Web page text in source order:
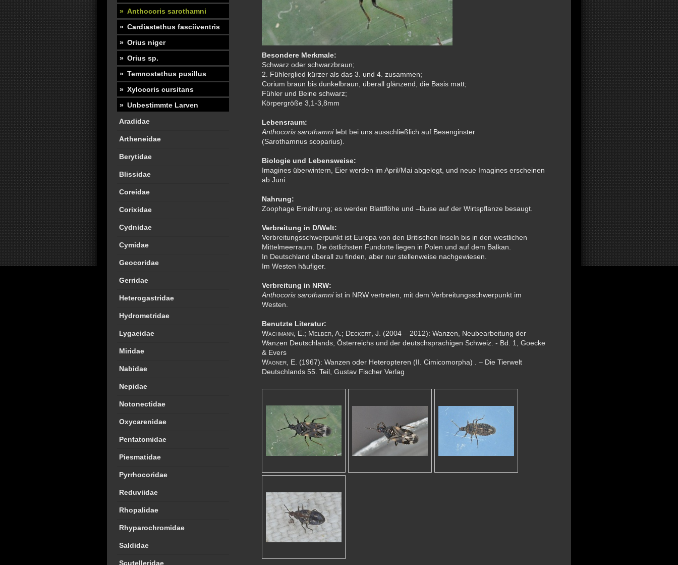
Besondere Merkmale:
Schwarz oder schwarzbraun;
2. Fühlerglied kürzer als das 3. und 4. zusammen;
Corium braun bis dunkelbraun, überall glänzend, die Basis matt;
Fühler und Beine schwarz;
Körpergröße 3,1-3,8mm
Lebensraum:
Anthocoris sarothamnilebt bei uns ausschließlich auf Besenginster
(Sarothamnus scoparius).
Biologie und Lebensweise:
Imagines überwintern, Eier werden im April/Mai abgelegt, und neue Imagines erscheinen
ab Juni.
Nahrung:
Zoophage Ernährung; es werden Blattflöhe und –läuse auf der Wirtspflanze besaugt.
Verbreitung in D/Welt:
Verbreitungsschwerpunkt ist Europa von den Britischen Inseln bis in den westlichen
Mittelmeerraum. Die östlichsten Fundorte liegen in Polen und auf dem Balkan.
In Deutschland überall zu finden, aber nur stellenweise nachgewiesen.
Im Westen häufiger.
Verbreitung in NRW:
Anthocoris sarothamniist in NRW vertreten, mit dem Verbreitungsschwerpunkt im
Westen.
Benutzte Literatur:
Wachmann , E.; Melber , A.; Deckert , J. (2004 – 2012): Wanzen, Neubearbeitung der
Wanzen Deutschlands, Österreichs und der deutschsprachigen Schweiz. - Bd. 1, Goecke
& Evers
Wagner , E. (1967): Wanzen oder Heteropteren (II. Cimicomorpha) . – Die Tierwelt
Deutschlands 55. Teil, Gustav Fischer Verlag
Anthocoris sarothamni
Cardiastethus fasciiventris
Orius niger
Orius sp.
Temnostethus pusillus
Xylocoris cursitans
Unbestimmte Larven
Aradidae
Artheneidae
Berytidae
Blissidae
Coreidae
Corixidae
Cydnidae
Cymidae
Geocoridae
Gerridae
Heterogastridae
Hydrometridae
Lygaeidae
Miridae
Nabidae
Nepidae
Notonectidae
Oxycarenidae
Pentatomidae
Piesmatidae
Pyrrhocoridae
Reduviidae
Rhopalidae
Rhyparochromidae
Saldidae
Scutelleridae